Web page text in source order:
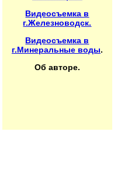
Видеосъемка в
г.Железноводск.
Видеосъемка в
г.Минеральные воды.
Об авторе.